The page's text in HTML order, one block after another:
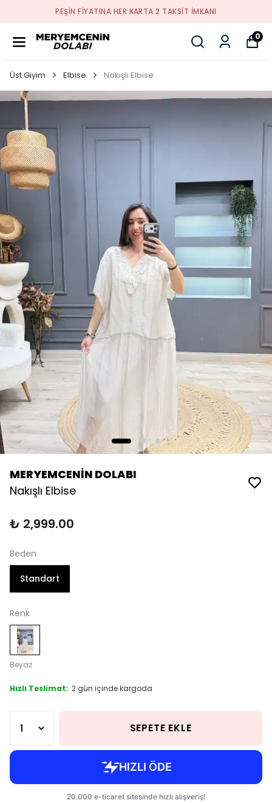
PEŞİN FİYATINA HER KARTA 2 TAKSİT İMKANI
0
Üst Giyim Elbise Nakışlı Elbise
MERYEMCENİN DOLABI
Nakışlı Elbise
₺ 2,999.00
Beden
Standart
Renk
Beyaz
Hızlı Teslimat: 2 gün içinde kargoda
SEPETE EKLE